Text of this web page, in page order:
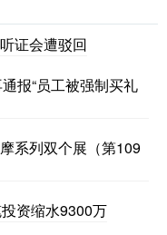
证会遭驳回
报“员工被强制买礼
系列双个展（第109
资缩水9300万